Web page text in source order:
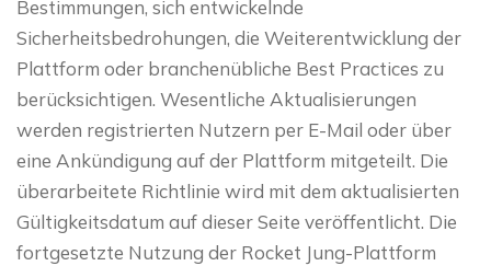
Bestimmungen, sich entwickelnde
Sicherheitsbedrohungen, die Weiterentwicklung der
Plattform oder branchenübliche Best Practices zu
berücksichtigen. Wesentliche Aktualisierungen
werden registrierten Nutzern per E-Mail oder über
eine Ankündigung auf der Plattform mitgeteilt. Die
überarbeitete Richtlinie wird mit dem aktualisierten
Gültigkeitsdatum auf dieser Seite veröffentlicht. Die
fortgesetzte Nutzung der Rocket Jung-Plattform